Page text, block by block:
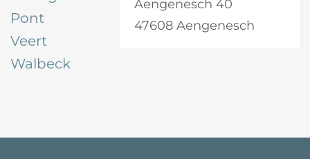
Pont
Veert
Walbeck
Aengenesch 40
47608 Aengenesch